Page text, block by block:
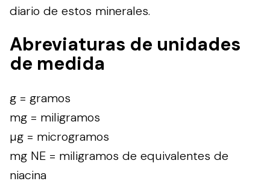
diario de estos minerales.
Abreviaturas de unidades
de medida
g = gramos
mg = miligramos
µg = microgramos
mg NE = miligramos de equivalentes de
niacina